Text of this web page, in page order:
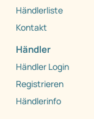
Händlerliste
Kontakt
Händler
Händler Login
Registrieren
Händlerinfo